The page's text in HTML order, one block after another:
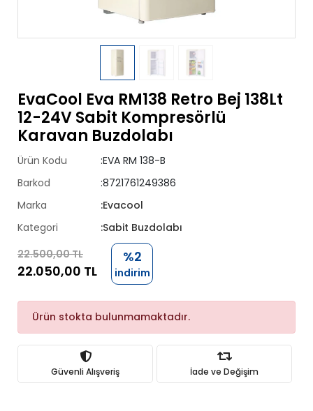
EvaCool Eva RM138 Retro Bej 138Lt
12-24V Sabit Kompresörlü
Karavan Buzdolabı
Ürün Kodu
:EVA RM 138-B
Barkod
:8721761249386
Marka
:Evacool
Kategori
:Sabit Buzdolabı
22.500,00 TL
22.050,00 TL
%2
indirim
Ürün stokta bulunmamaktadır.
Güvenli Alışveriş İade ve Değişim